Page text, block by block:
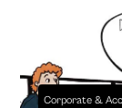
Corporate &